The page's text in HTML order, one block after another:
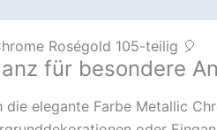
Roségold 105-teilig 🎈
für besondere
elegante Farbe Metallic